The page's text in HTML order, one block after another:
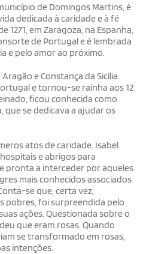
de Domingos Martins, é
dedicada à caridade e à fé
1271, em Zaragoza, na Espanha,
de Portugal e é lembrada
e pelo amor ao próximo.
e Constança da Sicília.
e tornou-se rainha aos 12
ficou conhecida como
que se dedicava a ajudar os
atos de caridade. Isabel
e abrigos para
pronta a interceder por aqueles
mais conhecidos associados
se que, certa vez,
pobres, foi surpreendida pelo
ações. Questionada sobre o
que eram rosas. Quando
se transformado em rosas,
intenções.